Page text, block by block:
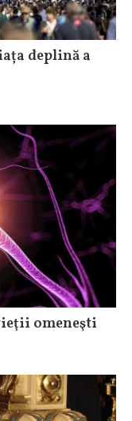
deplină a
omeneşti